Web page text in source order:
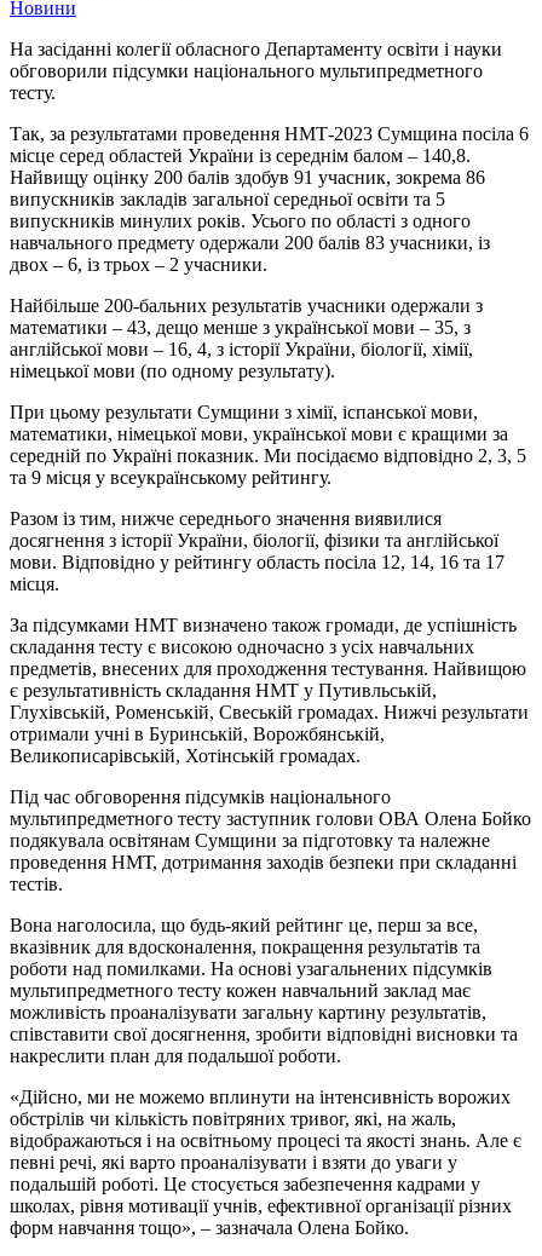
Новини
На засіданні колегії обласного Департаменту освіти і науки
обговорили підсумки національного мультипредметного
тесту.
Так, за результатами проведення НМТ-2023 Сумщина посіла 6
місце серед областей України із середнім балом – 140,8.
Найвищу оцінку 200 балів здобув 91 учасник, зокрема 86
випускників закладів загальної середньої освіти та 5
випускників минулих років. Усього по області з одного
навчального предмету одержали 200 балів 83 учасники, із
двох – 6, із трьох – 2 учасники.
Найбільше 200-бальних результатів учасники одержали з
математики – 43, дещо менше з української мови – 35, з
англійської мови – 16, 4, з історії України, біології, хімії,
німецької мови (по одному результату).
При цьому результати Сумщини з хімії, іспанської мови,
математики, німецької мови, української мови є кращими за
середній по Україні показник. Ми посідаємо відповідно 2, 3, 5
та 9 місця у всеукраїнському рейтингу.
Разом із тим, нижче середнього значення виявилися
досягнення з історії України, біології, фізики та англійської
мови. Відповідно у рейтингу область посіла 12, 14, 16 та 17
місця.
За підсумками НМТ визначено також громади, де успішність
складання тесту є високою одночасно з усіх навчальних
предметів, внесених для проходження тестування. Найвищою
є результативність складання НМТ у Путивльській,
Глухівській, Роменській, Свеській громадах. Нижчі результати
отримали учні в Буринській, Ворожбянській,
Великописарівській, Хотінській громадах.
Під час обговорення підсумків національного
мультипредметного тесту заступник голови ОВА Олена Бойко
подякувала освітянам Сумщини за підготовку та належне
проведення НМТ, дотримання заходів безпеки при складанні
тестів.
Вона наголосила, що будь-який рейтинг це, перш за все,
вказівник для вдосконалення, покращення результатів та
роботи над помилками. На основі узагальнених підсумків
мультипредметного тесту кожен навчальний заклад має
можливість проаналізувати загальну картину результатів,
співставити свої досягнення, зробити відповідні висновки та
накреслити план для подальшої роботи.
«Дійсно, ми не можемо вплинути на інтенсивність ворожих
обстрілів чи кількість повітряних тривог, які, на жаль,
відображаються і на освітньому процесі та якості знань. Але є
певні речі, які варто проаналізувати і взяти до уваги у
подальшій роботі. Це стосується забезпечення кадрами у
школах, рівня мотивації учнів, ефективної організації різних
форм навчання тощо», – зазначала Олена Бойко.